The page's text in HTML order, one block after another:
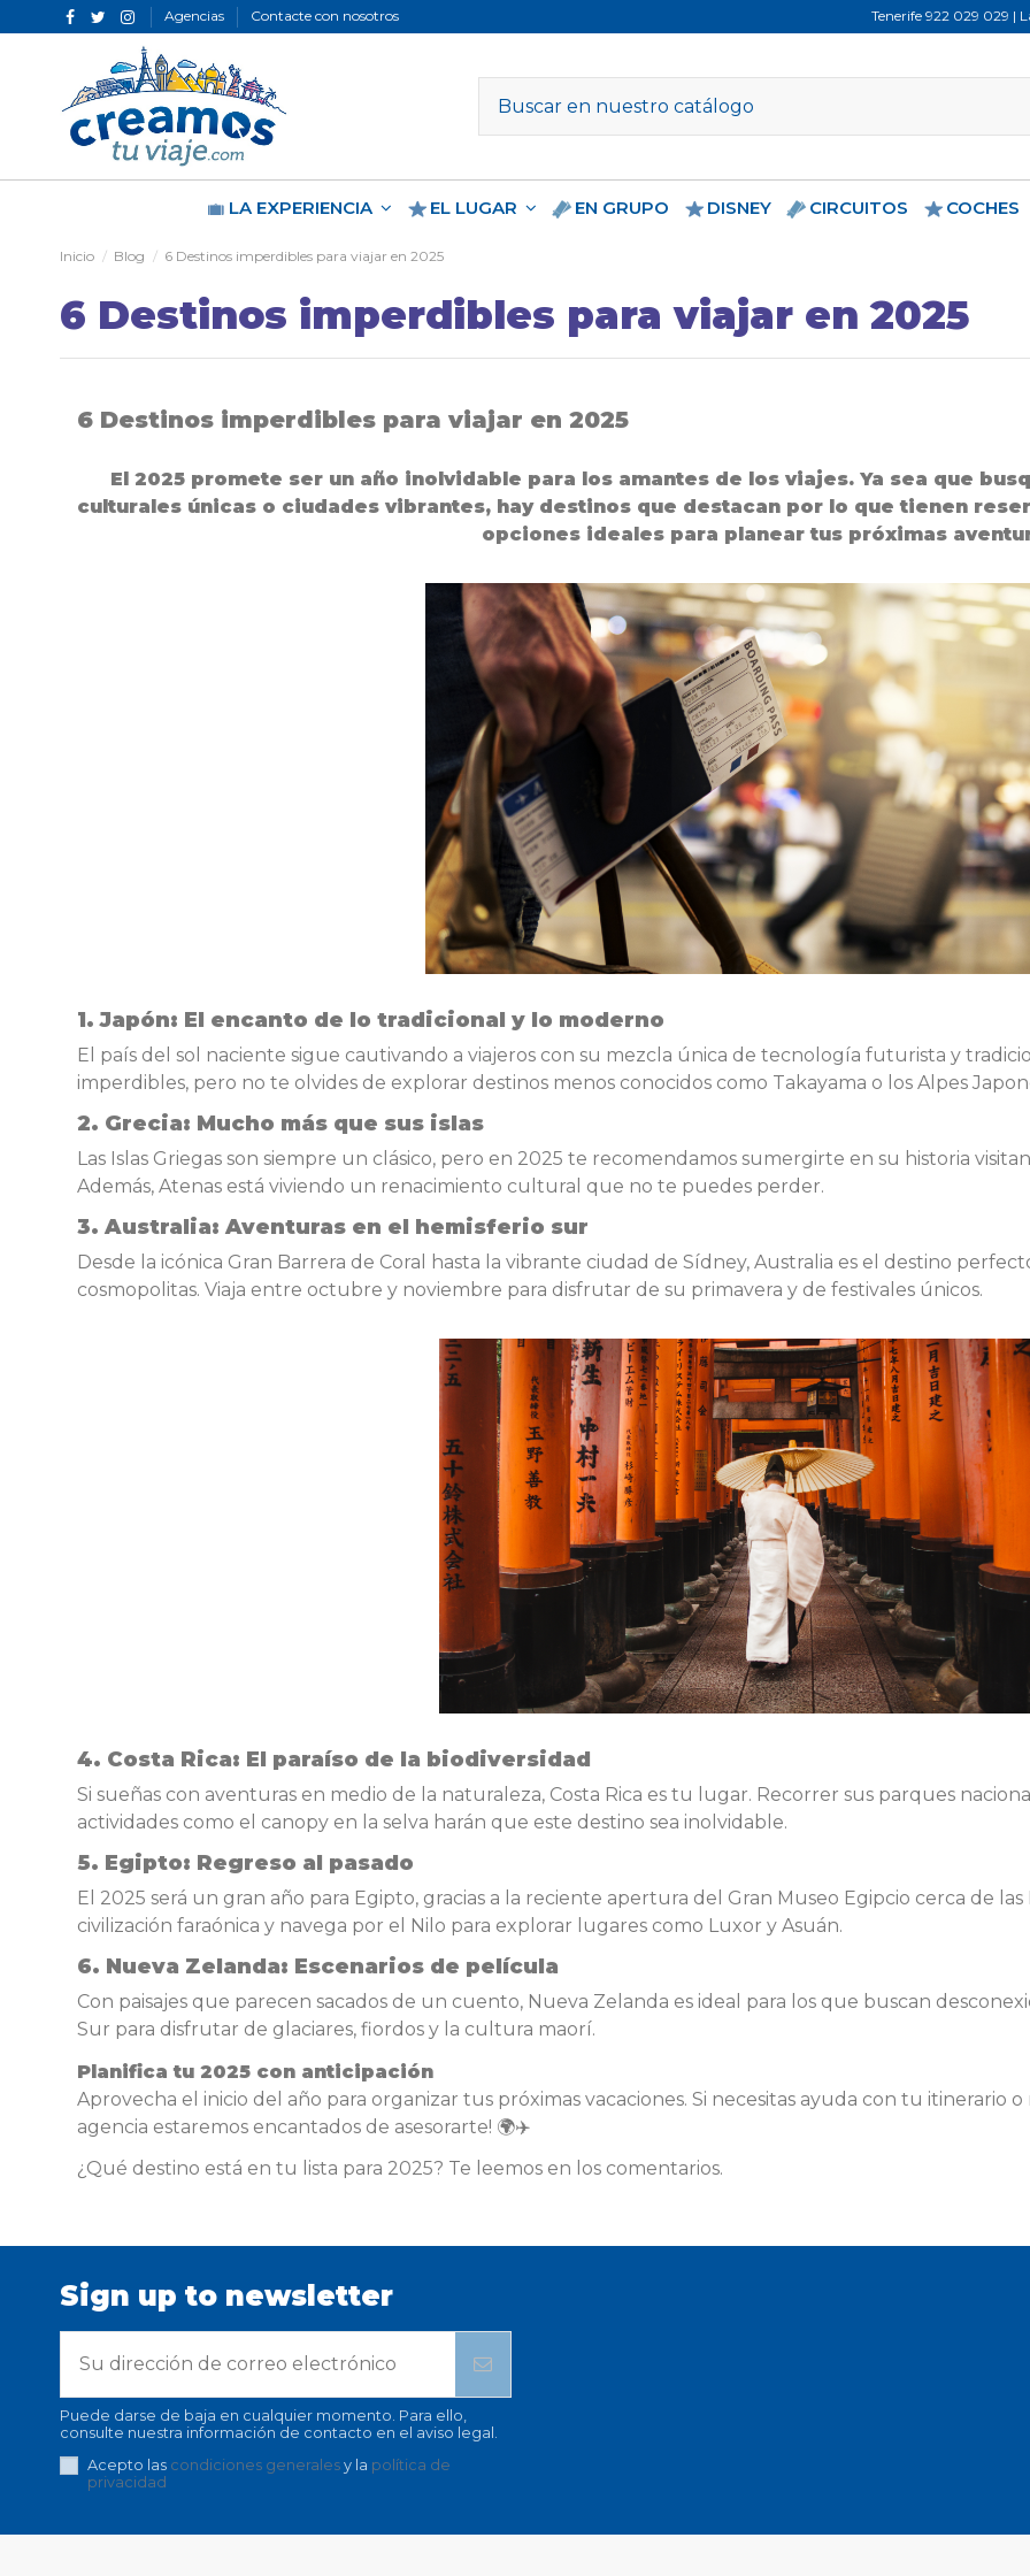
Agencias Contacte con nosotros Tenerife 922 029 029 |
LA EXPERIENCIA EL LUGAR EN GRUPO DISNEY CIRCUITOS COCHES
Inicio Blog 6 Destinos imperdibles para viajar en 2025
6 Destinos imperdibles para viajar en 2025
6 Destinos imperdibles para viajar en 2025
El 2025 promete ser un año inolvidable para los amantes de los viajes. Ya sea que
culturales únicas o ciudades vibrantes, hay destinos que destacan por lo que tienen
opciones ideales para planear tus próximas
1.Japón: El encanto de lo tradicional y lo moderno
El país del sol naciente sigue cautivando a viajeros con su mezcla única de tecnología futurista y
imperdibles, pero no te olvides de explorar destinos menos conocidos como Takayama o los Alpes
2. Grecia: Mucho más que sus islas
Las Islas Griegas son siempre un clásico, pero en 2025 te recomendamos sumergirte en su historia
Además, Atenas está viviendo un renacimiento cultural que no te puedes perder.
3. Australia: Aventuras en el hemisferio sur
Desde la icónica Gran Barrera de Coral hasta la vibrante ciudad de Sídney, Australia es el destino
cosmopolitas. Viaja entre octubre y noviembre para disfrutar de su primavera y de festivales únicos.
4. Costa Rica: El paraíso de la biodiversidad
Si sueñas con aventuras en medio de la naturaleza, Costa Rica es tu lugar. Recorrer sus parques
actividades como el canopy en la selva harán que este destino sea inolvidable.
5. Egipto: Regreso al pasado
El 2025 será un gran año para Egipto, gracias a la reciente apertura del Gran Museo Egipcio cerca de las
civilización faraónica y navega por el Nilo para explorar lugares como Luxor y Asuán.
6. Nueva Zelanda: Escenarios de película
Con paisajes que parecen sacados de un cuento, Nueva Zelanda es ideal para los que buscan
Sur para disfrutar de glaciares, fiordos y la cultura maorí.
Planifica tu 2025 con anticipación
Aprovecha el inicio del año para organizar tus próximas vacaciones. Si necesitas ayuda con tu itinerario
agencia estaremos encantados de asesorarte! 🌍✈️
¿Qué destino está en tu lista para 2025? Te leemos en los comentarios.
Sign up to newsletter
Puede darse de baja en cualquier momento. Para ello,
consulte nuestra información de contacto en el aviso legal.
Acepto las condiciones generales y la política de
privacidad